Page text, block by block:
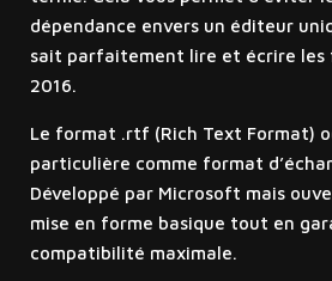
dépendance envers un éditeur
sait parfaitement lire et écrire les
2016.
Le format .rtf (Rich Text Format)
particulière comme format
Développé par Microsoft mais
mise en forme basique tout en
compatibilité maximale.